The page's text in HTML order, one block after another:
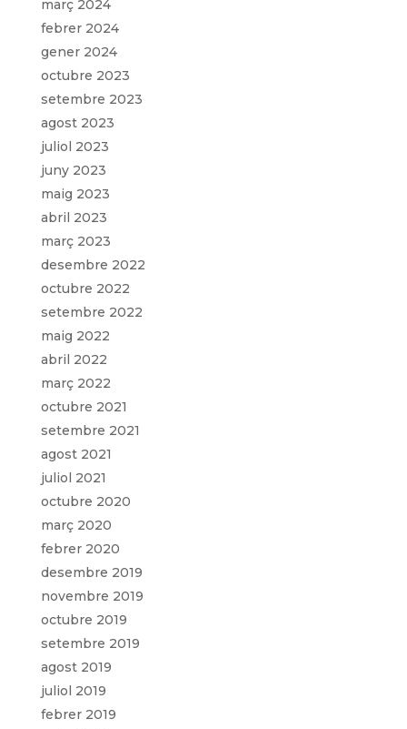
març 2024
febrer 2024
gener 2024
octubre 2023
setembre 2023
agost 2023
juliol 2023
juny 2023
maig 2023
abril 2023
març 2023
desembre 2022
octubre 2022
setembre 2022
maig 2022
abril 2022
març 2022
octubre 2021
setembre 2021
agost 2021
juliol 2021
octubre 2020
març 2020
febrer 2020
desembre 2019
novembre 2019
octubre 2019
setembre 2019
agost 2019
juliol 2019
febrer 2019